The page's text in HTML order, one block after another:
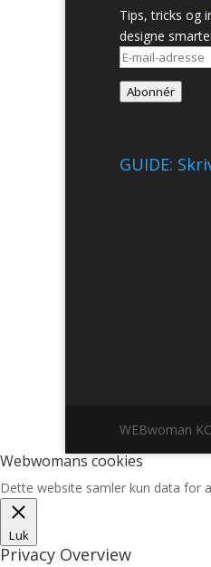
Tips, tricks og
designe
E-
adresse
Abonnér
GUIDE:
WEBwoman
Webwomans cookies
Dette website samler kun data for
Luk
Privacy Overview